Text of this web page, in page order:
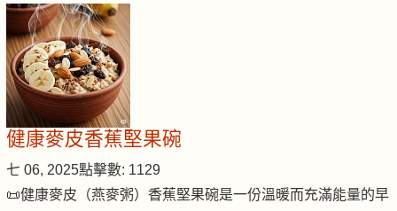
健康麥皮香蕉堅果碗
七 06, 2025點擊數: 1129
📜健康麥皮（燕麥粥）香蕉堅果碗是一份溫暖而充滿能量的早